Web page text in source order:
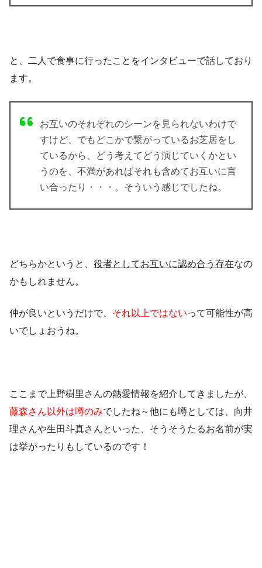
と、二人で食事に行ったことをインタビューで話しており
ます。
お互いのそれぞれのシーンを見られないわけで
すけど、でもどこかで繋がっているお芝居をし
ているから、どう考えてどう演じていくかとい
うのを、不満があればそれも含めてお互いに言
い合ったり・・・。そういう感じでしたね。
どちらかというと、 役者としてお互いに認め合う存在なの
かもしれません。
仲が良いというだけで、 それ以上ではないって可能性が高
いでしょおうね。
ここまで上野樹里さんの熱愛情報を紹介してきましたが、
藤森さん以外は噂のみでしたね～他にも噂としては、 向井
理さんや生田斗真さんといった、そうそうたるお名前が実
は挙がったりもしているのです！